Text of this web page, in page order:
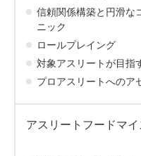
信頼関係構築と円滑な
ニック
ロールプレイング
対象アスリートが目指
プロアスリートへのア
アスリートフードマ